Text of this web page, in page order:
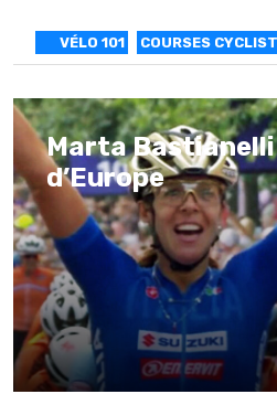
VÉLO 101 COURSES
Marta
d’Europe